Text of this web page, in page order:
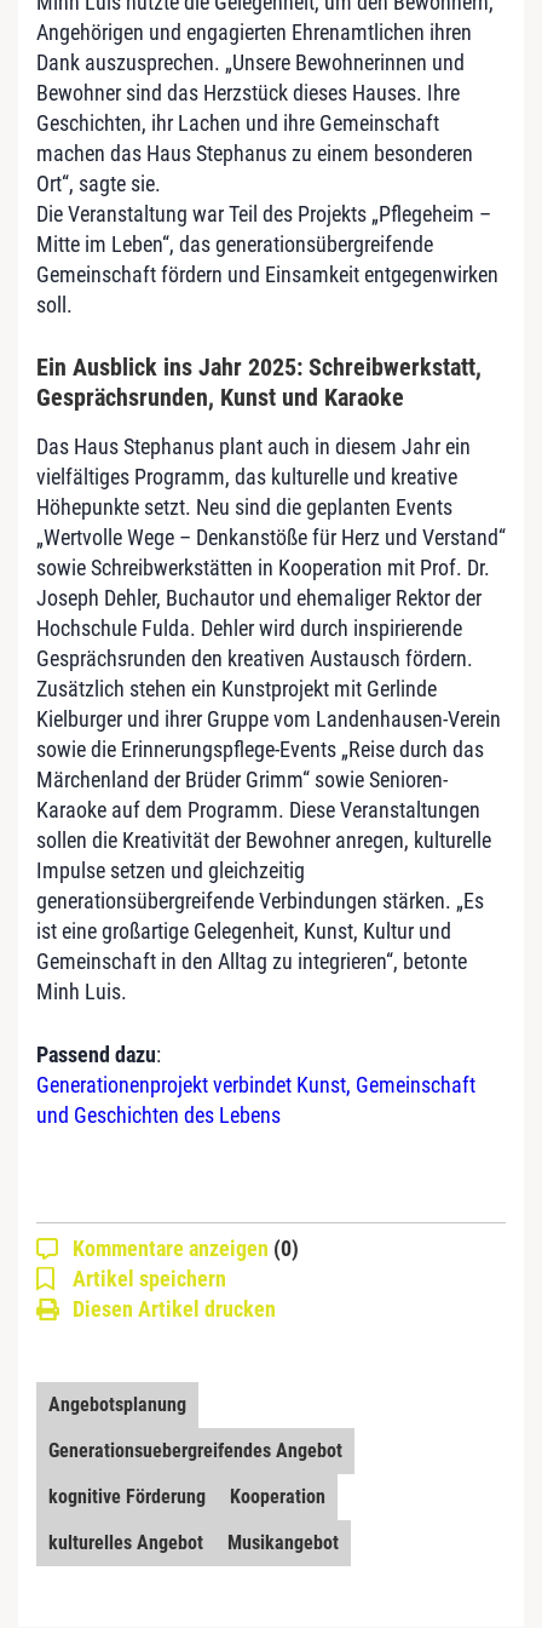
Angehörigen und engagierten Ehrenamtlichen ihren
Dank auszusprechen. „Unsere Bewohnerinnen und
Bewohner sind das Herzstück dieses Hauses. Ihre
Geschichten, ihr Lachen und ihre Gemeinschaft
machen das Haus Stephanus zu einem besonderen
Ort“, sagte sie.
Die Veranstaltung war Teil des Projekts „Pflegeheim –
Mitte im Leben“, das generationsübergreifende
Gemeinschaft fördern und Einsamkeit entgegenwirken
soll.
Ein Ausblick ins Jahr 2025: Schreibwerkstatt,
Gesprächsrunden, Kunst und Karaoke
Das Haus Stephanus plant auch in diesem Jahr ein
vielfältiges Programm, das kulturelle und kreative
Höhepunkte setzt. Neu sind die geplanten Events
„Wertvolle Wege – Denkanstöße für Herz und Verstand“
sowie Schreibwerkstätten in Kooperation mit Prof. Dr.
Joseph Dehler, Buchautor und ehemaliger Rektor der
Hochschule Fulda. Dehler wird durch inspirierende
Gesprächsrunden den kreativen Austausch fördern.
Zusätzlich stehen ein Kunstprojekt mit Gerlinde
Kielburger und ihrer Gruppe vom Landenhausen-Verein
sowie die Erinnerungspflege-Events „Reise durch das
Märchenland der Brüder Grimm“ sowie Senioren-
Karaoke auf dem Programm. Diese Veranstaltungen
sollen die Kreativität der Bewohner anregen, kulturelle
Impulse setzen und gleichzeitig
generationsübergreifende Verbindungen stärken. „Es
ist eine großartige Gelegenheit, Kunst, Kultur und
Gemeinschaft in den Alltag zu integrieren“, betonte
Minh Luis.
Passend dazu:
Generationenprojekt verbindet Kunst, Gemeinschaft
und Geschichten des Lebens
Kommentare anzeigen (0)
Artikel speichern
Diesen Artikel drucken
Angebotsplanung
Generationsuebergreifendes Angebot
kognitive Förderung
Kooperation
kulturelles Angebot
Musikangebot